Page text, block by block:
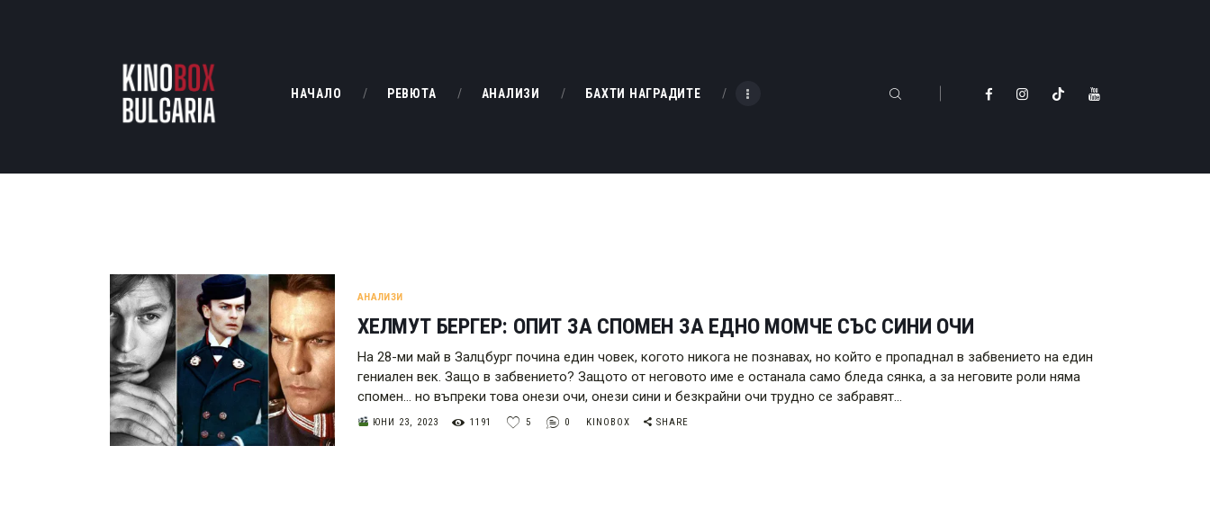
НАЧАЛО РЕВЮТА АНАЛИЗИ БАХТИ НАГРАДИТЕ
РЕВЮТА
БАХТИ НАГРАДИТЕ
АНАЛИЗИ
ХЕЛМУТ БЕРГЕР: ОПИТ ЗА СПОМЕН ЗА ЕДНО МОМЧЕ СЪС СИНИ ОЧИ
На 28-ми май в Залцбург почина един човек, когото никога не познавах, но който е пропаднал в забвението на един
гениален век. Защо в забвението? Защото от неговото име е останала само бледа сянка, а за неговите роли няма
спомен… но въпреки това онези очи, онези сини и безкрайни очи трудно се забравят…
ЮНИ 23, 2023 1191 5 0 KINOBOX SHARE